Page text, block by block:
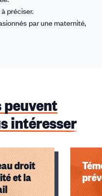
préciser.
par une maternité,
peuvent
intéresser
droit
et la